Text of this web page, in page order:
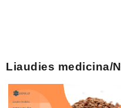
Liaudies medicina/